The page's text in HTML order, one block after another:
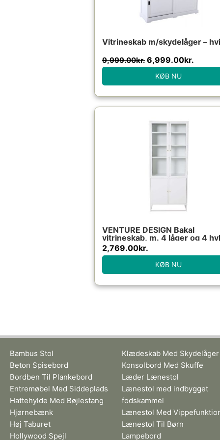
Vitrineskab m/skydelåger –
9,999.00kr. 6,999.00kr.
KØB NU
VENTURE DESIGN Bakal
vitrineskab, m. 4 låger og 4
– hvid stål
2,769.00kr.
KØB NU
Bambus Stol
Beton Spisebord
Bordben Til Plankebord
Entremøbel Med Siddeplads
Hattehylde Med Bøjlestang
Hjørnebænk
Høj Taburet
Hollywood Spejl
Klædeskab Med Skydelåger
Konsolbord Med Skuffe
Læder Lænestol
Lænestol med indbygget
fodskammel
Lænestol Med
Lænestol Til Børn
Lampebord